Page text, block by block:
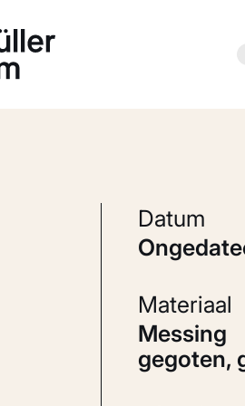
Datum
Materiaal
Messing
gegoten,